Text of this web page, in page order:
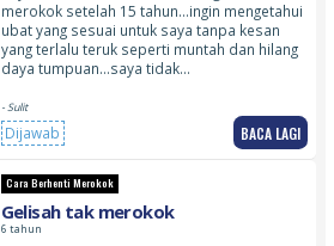
merokok setelah 15 tahun…ingin mengetahui
ubat yang sesuai untuk saya tanpa kesan
yang terlalu teruk seperti muntah dan hilang
daya tumpuan…saya tidak…
- Sulit
Dijawab BACA LAGI
Cara Berhenti Merokok
Gelisah tak merokok
6 tahun